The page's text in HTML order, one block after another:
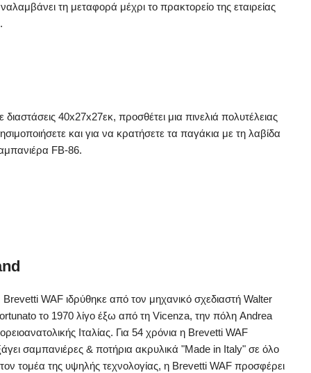
τη μεταφορά μέχρι το πρακτορείο της εταιρείας
40x27x27εκ, προσθέτει μια πινελιά πολυτέλειας
και για να κρατήσετε τα παγάκια με τη λαβίδα
FB-86.
WAF ιδρύθηκε από τον μηχανικό σχεδιαστή Walter
το 1970 λίγο έξω από τη Vicenza, την πόλη Andrea
Ιταλίας. Για 54 χρόνια η Brevetti WAF
σαμπανιέρες & ποτήρια ακρυλικά "Made in Italy" σε όλο
τομέα της υψηλής τεχνολογίας, η Brevetti WAF προσφέρει